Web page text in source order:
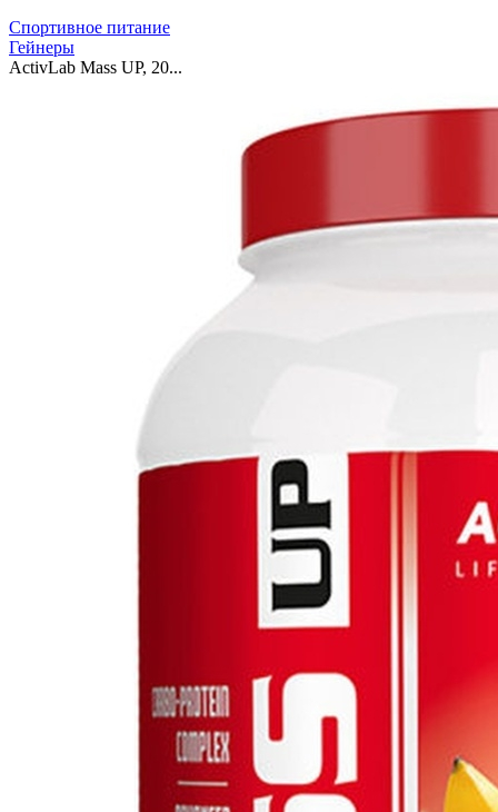
Спортивное питание
Гейнеры
ActivLab Mass UP, 20...